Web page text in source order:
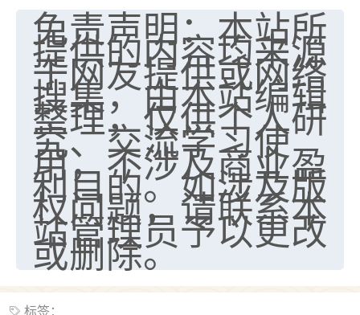
免责声明：本站所
提供的内容均来源
于网友提供或网络
搜集，由本站编辑
整理，仅供个人研
究、交流学习使
用，不涉及商业盈
利目的。如涉及版
权问题，请联系本
站管理员予以更改
或删除。
标签：